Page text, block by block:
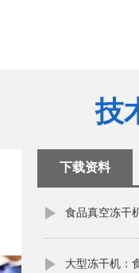
技
下载资料
食品真空冻干
新星
大型冻干机：